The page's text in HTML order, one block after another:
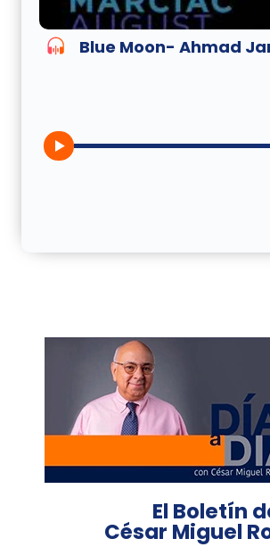
Blue Moon- Ahmad
El Boletín
César Miguel